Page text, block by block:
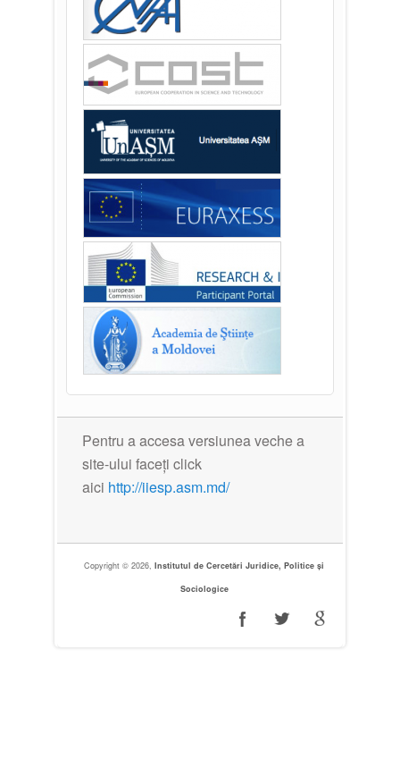
Pentru a accesa versiunea veche a
site-ului faceți click
aici http://iiesp.asm.md/
Copyright © 2026,Institutul de Cercetări Juridice, Politice și
Sociologice